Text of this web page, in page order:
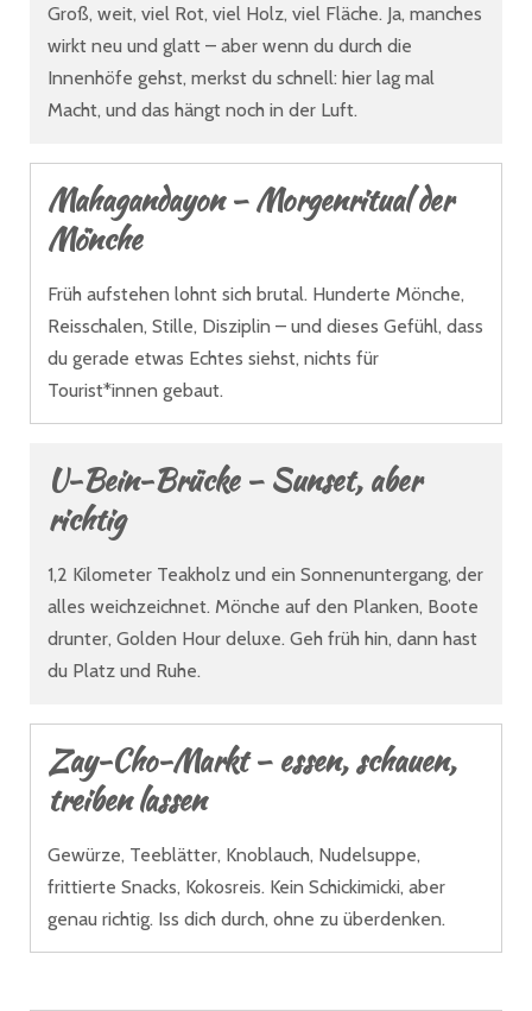
Groß, weit, viel Rot, viel Holz, viel Fläche. Ja, manches
wirkt neu und glatt – aber wenn du durch die
Innenhöfe gehst, merkst du schnell: hier lag mal
Macht, und das hängt noch in der Luft.
Mahagandayon – Morgenritual der
Mönche
Früh aufstehen lohnt sich brutal. Hunderte Mönche,
Reisschalen, Stille, Disziplin – und dieses Gefühl, dass
du gerade etwas Echtes siehst, nichts für
Tourist*innen gebaut.
U-Bein-Brücke – Sunset, aber
richtig
1,2 Kilometer Teakholz und ein Sonnenuntergang, der
alles weichzeichnet. Mönche auf den Planken, Boote
drunter, Golden Hour deluxe. Geh früh hin, dann hast
du Platz und Ruhe.
Zay-Cho-Markt – essen, schauen,
treiben lassen
Gewürze, Teeblätter, Knoblauch, Nudelsuppe,
frittierte Snacks, Kokosreis. Kein Schickimicki, aber
genau richtig. Iss dich durch, ohne zu überdenken.